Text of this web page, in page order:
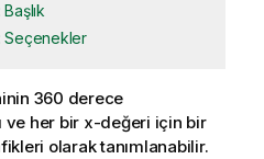
Seçenekler
360 derece
ve her bir x-değeri için bir
olarak tanımlanabilir.